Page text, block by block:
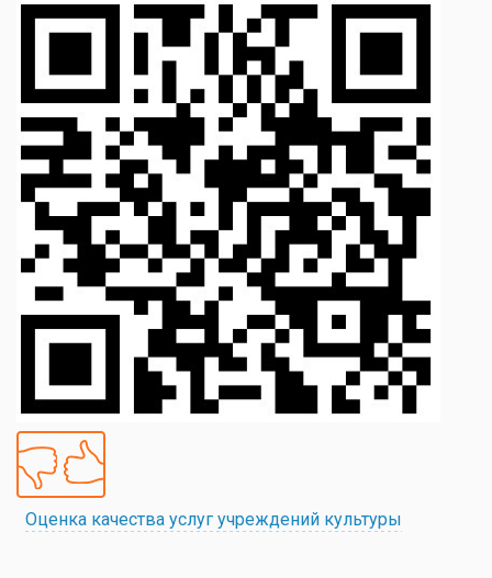
Оценка качества услуг учреждений культуры